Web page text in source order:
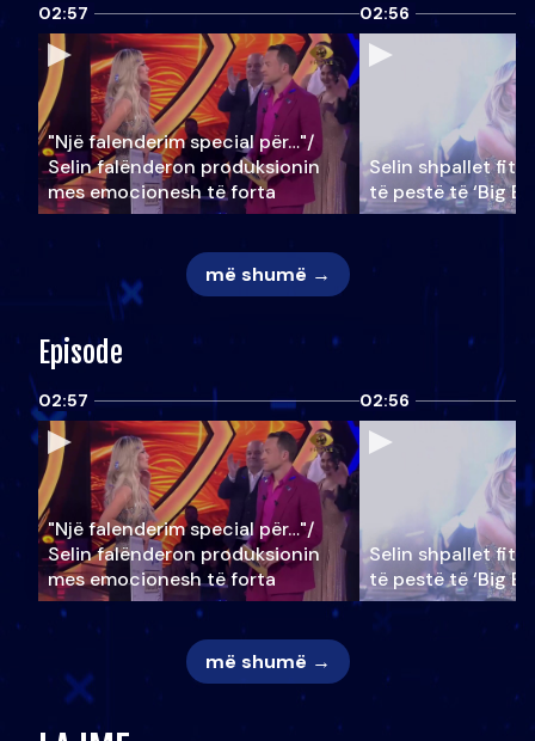
02:57
"Një falenderim special për…"/
Selin falënderon produksionin
mes emocionesh të forta
02:56
Selin shpallet
të pestë të ‘Big
më shumë →
Episode
02:57
"Një falenderim special për…"/
Selin falënderon produksionin
mes emocionesh të forta
02:56
Selin shpallet
të pestë të ‘Big
më shumë →